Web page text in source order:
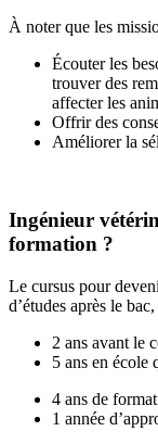
À noter que les
Écouter les
trouver des
affecter les
Offrir des
Améliorer la
Ingénieur
formation ?
Le cursus pour
d’études après le
2 ans avant le
5 ans en école
4 ans de
1 année